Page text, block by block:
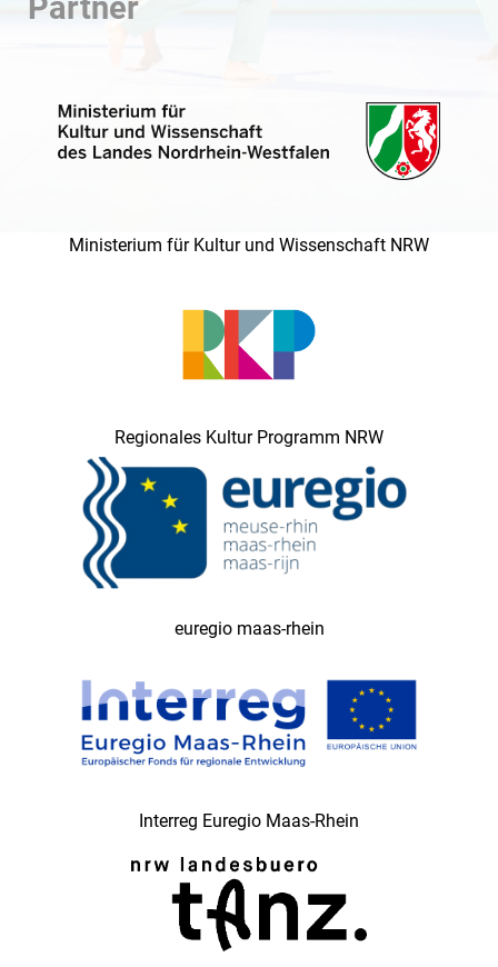
Ministerium für Kultur und Wissenschaft NRW
Regionales Kultur Programm NRW
euregio maas-rhein
Interreg Euregio Maas-Rhein